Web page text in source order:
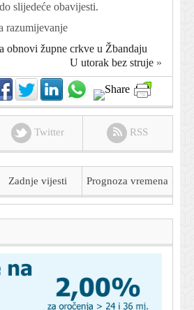
slijedeće obavijesti.
razumijevanje
obnovi župne crkve u Žbandaju
U utorak bez struje »
Twitter RSS
Zadnje vijesti Prognoza vremena